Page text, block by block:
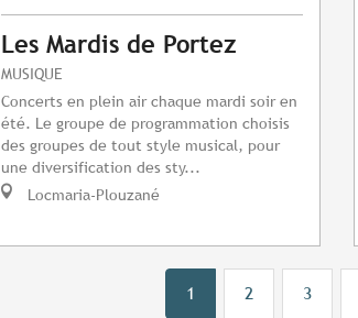
Les Mardis de Portez
MUSIQUE
Concerts en plein air chaque mardi soir en
été. Le groupe de programmation choisis
des groupes de tout style musical, pour
une diversification des sty...
Locmaria-Plouzané
1 2 3